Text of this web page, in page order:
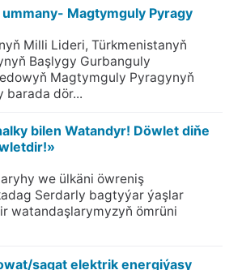
ummany- Magtymguly Pyragy
Milli Lideri, Türkmenistanyň
Başlygy Gurbanguly
Magtymguly Pyragynyň
barada dör...
bilen Watandyr! Döwlet diňe
we ülkäni öwreniş
Serdarly bagtyýar ýaşlar
watandaşlarymyzyň ömrüni
sagat elektrik energiýasy